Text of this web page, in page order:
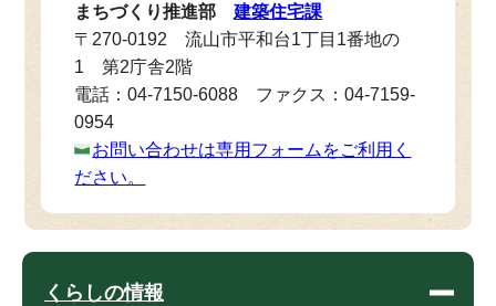
まちづくり推進部建築住宅課
〒270-0192 流山市平和台1丁目1番地の
1 第2庁舎2階
電話：04-7150-6088 ファクス：04-7159-
0954
お問い合わせは専用フォームをご利用く
ださい。
くらしの情報